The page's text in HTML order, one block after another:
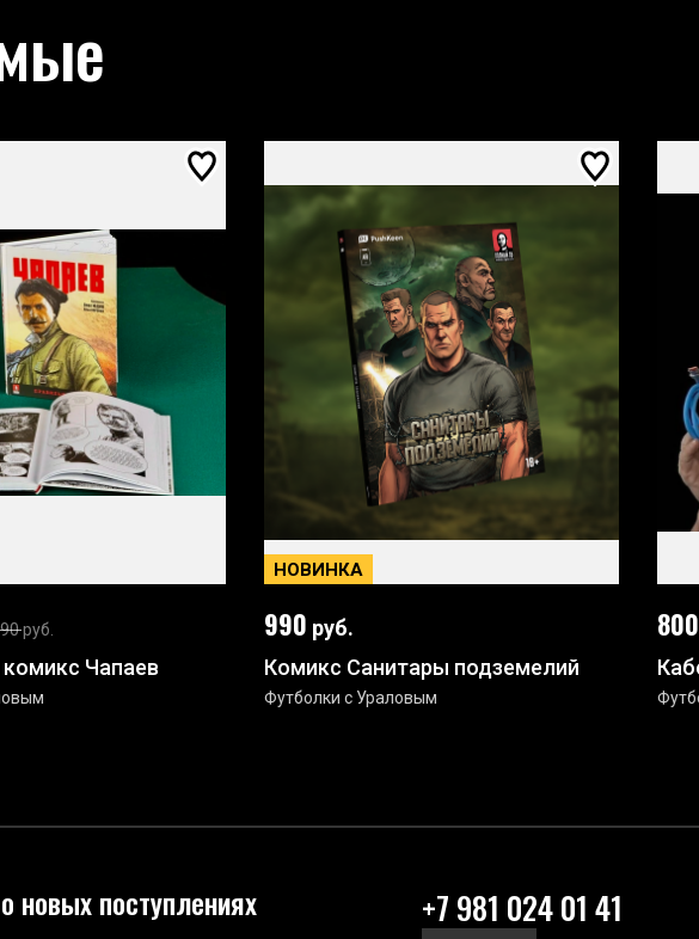
руб.
Чапаев
НОВИНКА
990 руб.
Комикс Санитары подземелий
Футболки с Ураловым
800
новых поступлениях +7 981 024 01 41